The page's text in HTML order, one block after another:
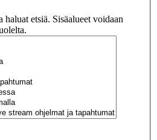
haluat etsiä. Sisäalueet voidaan